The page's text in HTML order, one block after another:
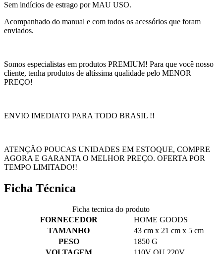
Sem indícios de estrago por MAU USO.
Acompanhado do manual e com todos os acessórios que foram
enviados.
Somos especialistas em produtos PREMIUM! Para que você nosso
cliente, tenha produtos de altíssima qualidade pelo MENOR
PREÇO!
ENVIO IMEDIATO PARA TODO BRASIL !!
ATENÇÃO POUCAS UNIDADES EM ESTOQUE, COMPRE
AGORA E GARANTA O MELHOR PREÇO. OFERTA POR
TEMPO LIMITADO!!
Ficha Técnica
Ficha tecnica do produto
FORNECEDOR
HOME GOODS
TAMANHO
43 cm x 21 cm x 5 cm
PESO
1850 G